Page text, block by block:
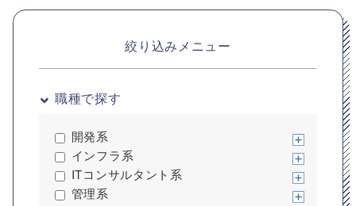
絞り込みメニュー
職種で探す
開発系
インフラ系
ITコンサルタント系
管理系